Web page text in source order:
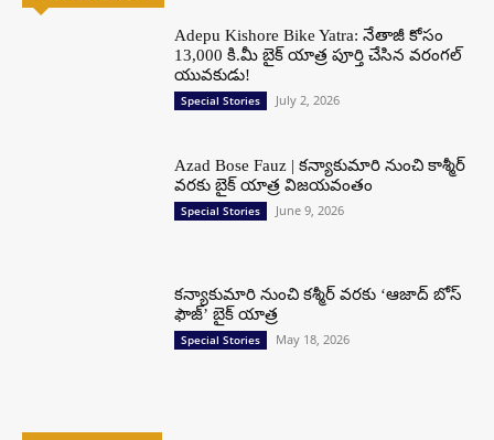
Adepu Kishore Bike Yatra: నేతాజీ కోసం
13,000 కి.మీ బైక్ యాత్ర పూర్తి చేసిన వరంగల్
యువకుడు!
Special Stories July 2, 2026
Azad Bose Fauz | కన్యాకుమారి నుంచి కాశ్మీర్
వరకు బైక్ యాత్ర విజయవంతం
Special Stories June 9, 2026
కన్యాకుమారి నుంచి కశ్మీర్ వరకు ‘ఆజాద్ బోస్
ఫౌజ్’ బైక్ యాత్ర
Special Stories May 18, 2026